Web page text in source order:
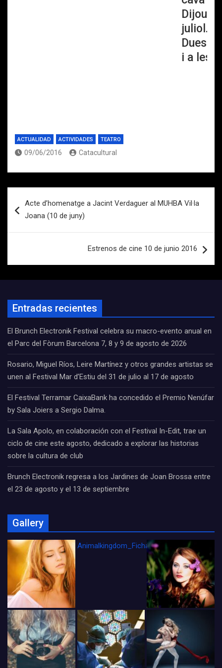
Dijous
juliol.
Dues
i a les
ACTUALIDAD ACTIVIDADES TEATRO
09/06/2016 Catacultural
de
Acte d’homenatge a Jacint Verdaguer al MUHBA Vil·la
Joana (10 de juny)
Estrenos de cine 10 de junio 2016
Entradas recientes
El Brunch Electronik Festival celebra su macro-evento anual en
el Parc del Fòrum Barcelona 7, 8 y 9 de agosto de 2026
Rosario, Miguel Ríos, Leire Martínez y otros grandes artistas se
unen al Festival Mar d’Estiu del 31 de julio al 17 de agosto
El Festival Terramar CaixaBank ha concedido el Premio Nenúfar
by Sala Joiers a Sergio Dalma.
La Sala Apolo, en colaboración con el Festival In-Edit, trae un
ciclo de cine este agosto, dedicado a explorar las historias
sobre la cultura de club
Brunch Electronik regresa a los Jardines de Joan Brossa entre
el 23 de agosto y el 13 de septiembre
Gallery
Animalkingdom_FichaCine